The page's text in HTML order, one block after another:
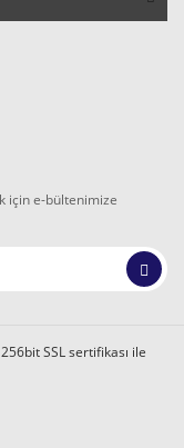
için e-bültenimize
SSL sertifikası ile